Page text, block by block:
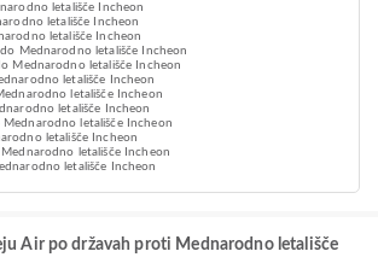
letališče Incheon
letališče Incheon
letališče Incheon
Mednarodno letališče Incheon
Mednarodno letališče Incheon
letališče Incheon
letališče Incheon
letališče Incheon
letališče Incheon
letališče Incheon
letališče Incheon
letališče Incheon
Air po državah proti Mednarodno letališče